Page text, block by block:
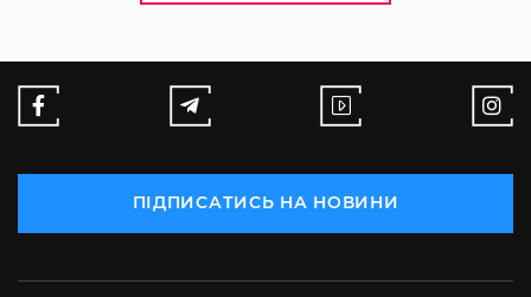
ПІДПИСАТИСЬ НА НОВИНИ